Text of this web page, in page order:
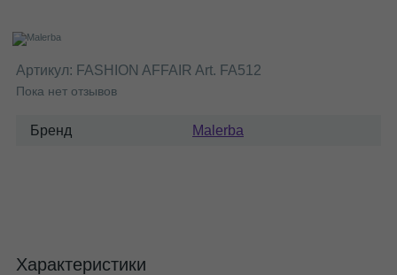
Артикул: FASHION AFFAIR Art. FA512
Пока нет отзывов
Бренд Malerba
Характеристики